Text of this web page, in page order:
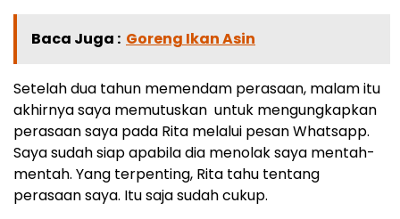
Baca Juga : Goreng Ikan Asin
Setelah dua tahun memendam perasaan, malam itu
akhirnya saya memutuskan untuk mengungkapkan
perasaan saya pada Rita melalui pesan Whatsapp.
Saya sudah siap apabila dia menolak saya mentah-
mentah. Yang terpenting, Rita tahu tentang
perasaan saya. Itu saja sudah cukup.